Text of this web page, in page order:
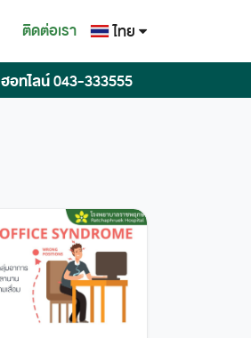
ติดต่อเรา ไทย
English
ฮอทไลน์043-333555